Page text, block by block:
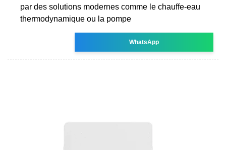
par des solutions modernes comme le chauffe-eau
thermodynamique ou la pompe
WhatsApp